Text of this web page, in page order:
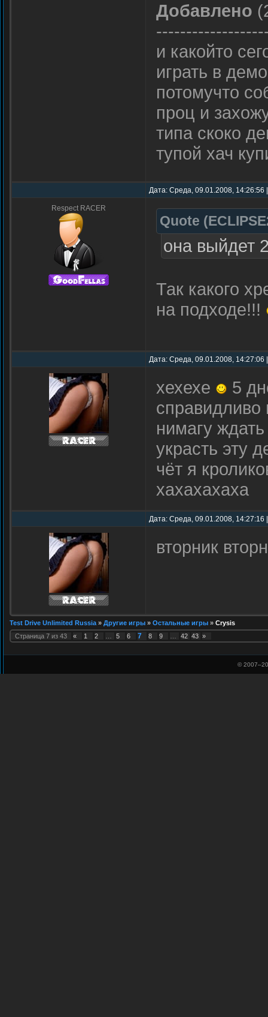
Добавлено
и какойто
играть в
потомучто
проц и
типа скоко
тупой хач
Дата: Среда, 09.01.2008,
Respect RACER
Quote (
она выйдет
Так какого
на подходе!!!
Дата: Среда, 09.01.2008,
хехехе
5
нимагу
украсть эту
чёт я
хахахахаха
Дата: Среда, 09.01.2008,
вторник
Test Drive Unlimited Russia » Другие игры » Остальные игры » Crysis
Страница 7 из 43 « 1 2 5 6 7 8 9 42 43 »
© 2007–